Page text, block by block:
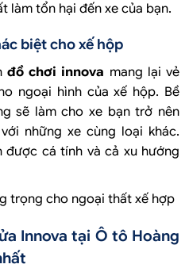
làm tổn hại đến xe của bạn.
biệt cho xế hộp
đồ chơi innova mang lại vẻ
ngoại hình của xế hộp. Bề
sẽ làm cho xe bạn trở nên
những xe cùng loại khác.
cá tính và cả xu hướng
trọng cho ngoại thất xế hợp
Innova tại Ô tô Hoàng